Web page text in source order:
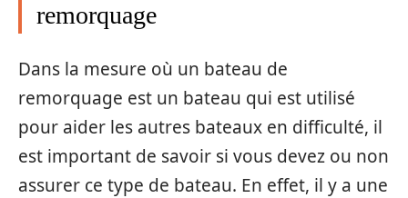
remorquage
Dans la mesure où un bateau de
remorquage est un bateau qui est utilisé
pour aider les autres bateaux en difficulté, il
est important de savoir si vous devez ou non
assurer ce type de bateau. En effet, il y a une